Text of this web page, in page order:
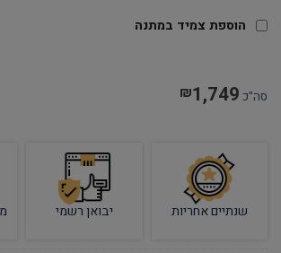
הוספת צמיד במתנה
סה"כ ₪1,749
שנתיים אחריות יבואן רשמי